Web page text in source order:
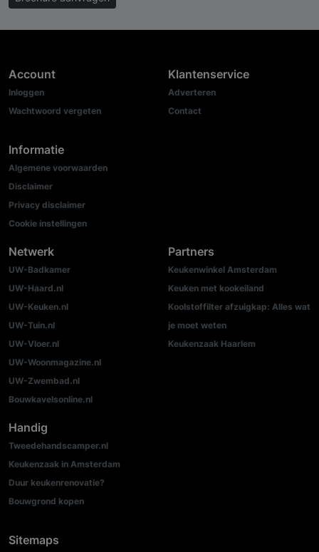
Account
Inloggen
Wachtwoord vergeten
Informatie
Algemene voorwaarden
Disclaimer
Privacy disclaimer
Cookie instellingen
Klantenservice
Adverteren
Contact
Netwerk
UW-Badkamer
UW-Haard.nl
UW-Keuken.nl
UW-Tuin.nl
UW-Vloer.nl
UW-Woonmagazine.nl
UW-Zwembad.nl
Bouwkavelsonline.nl
Partners
Keukenwinkel Amsterdam
Keuken met kookeiland
Koolstoffilter afzuigkap: Alles wat
je moet weten
Keukenzaak Haarlem
Handig
Tweedehandscamper.nl
Keukenzaak in Amsterdam
Duur keukenrenovatie?
Bouwgrond kopen
Sitemaps